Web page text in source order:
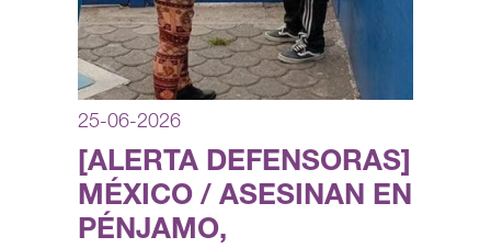
25-06-2026
[ALERTA DEFENSORAS]
MÉXICO / ASESINAN EN
PÉNJAMO,